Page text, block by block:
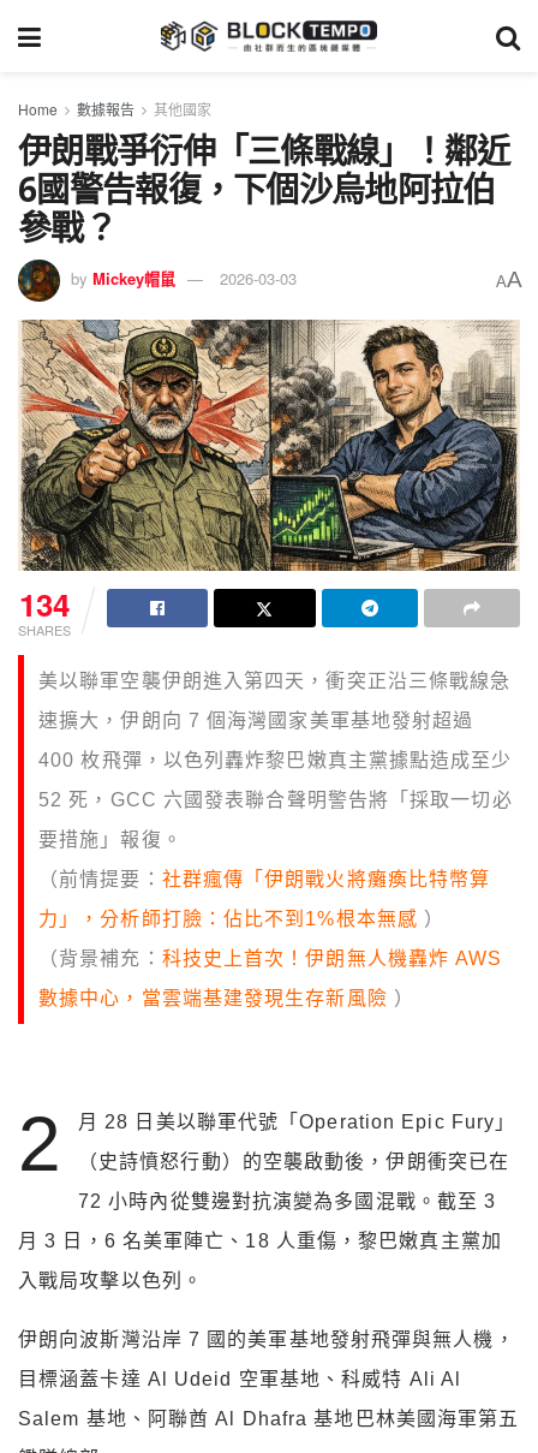
Home 數據報告 其他國家
伊朗戰爭衍伸「三條戰線」！鄰近
6國警告報復，下個沙烏地阿拉伯
參戰？
by Mickey帽鼠 2026-03-03 AA
134
SHARES
美以聯軍空襲伊朗進入第四天，衝突正沿三條戰線急
速擴大，伊朗向 7 個海灣國家美軍基地發射超過
400 枚飛彈，以色列轟炸黎巴嫩真主黨據點造成至少
52 死，GCC 六國發表聯合聲明警告將「採取一切必
要措施」報復。
（前情提要： 社群瘋傳「伊朗戰火將癱瘓比特幣算
力」，分析師打臉：佔比不到1%根本無感 ）
（背景補充： 科技史上首次！伊朗無人機轟炸 AWS
數據中心，當雲端基建發現生存新風險 ）
2
月 28 日美以聯軍代號「Operation Epic Fury」
（史詩憤怒行動）的空襲啟動後，伊朗衝突已在
72 小時內從雙邊對抗演變為多國混戰。截至 3
月 3 日，6 名美軍陣亡、18 人重傷，黎巴嫩真主黨加
入戰局攻擊以色列。
伊朗向波斯灣沿岸 7 國的美軍基地發射飛彈與無人機，
目標涵蓋卡達 Al Udeid 空軍基地、科威特 Ali Al
Salem 基地、阿聯酋 Al Dhafra 基地巴林美國海軍第五